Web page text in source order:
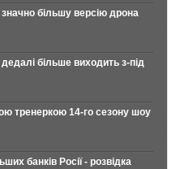
більшу версію дрона
більше виходить з-під
тренеркою 14-го сезону шоу
банків Росії - розвідка